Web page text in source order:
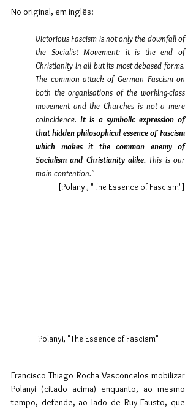
No original, em inglês:
Victorious Fascism is not only the downfall of
the Socialist Movement: it is the end of
Christianity in all but its most debased forms.
The common attack of German Fascism on
both the organisations of the working-class
movement and the Churches is not a mere
coincidence. It is a symbolic expression of
that hidden philosophical essence of Fascism
which makes it the common enemy of
Socialism and Christianity alike. This is our
main contention."
[Polanyi, "The Essence of Fascism"]
Polanyi, "The Essence of Fascism"
Francisco Thiago Rocha Vasconcelos mobilizar
Polanyi (citado acima) enquanto, ao mesmo
tempo, defende, ao lado de Ruy Fausto, que